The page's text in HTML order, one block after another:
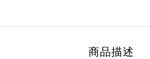
商品描述